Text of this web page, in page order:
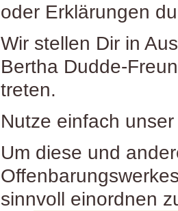
oder Erklärungen
Wir stellen Dir in
Bertha Dudde-
treten.
Nutze einfach
Um diese und
sinnvoll einordnen